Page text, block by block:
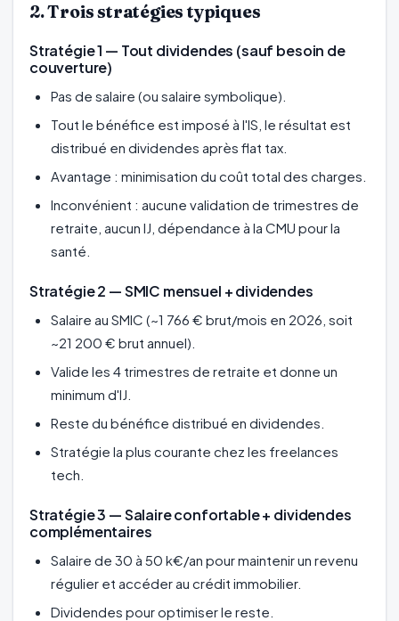
2. Trois stratégies typiques
Stratégie 1 — Tout dividendes (sauf besoin de
couverture)
Pas de salaire (ou salaire symbolique).
Tout le bénéfice est imposé à l'IS, le résultat est
distribué en dividendes après flat tax.
Avantage : minimisation du coût total des charges.
Inconvénient : aucune validation de trimestres de
retraite, aucun IJ, dépendance à la CMU pour la
santé.
Stratégie 2 — SMIC mensuel + dividendes
Salaire au SMIC (~1 766 € brut/mois en 2026, soit
~21 200 € brut annuel).
Valide les 4 trimestres de retraite et donne un
minimum d'IJ.
Reste du bénéfice distribué en dividendes.
Stratégie la plus courante chez les freelances
tech.
Stratégie 3 — Salaire confortable + dividendes
complémentaires
Salaire de 30 à 50 k€/an pour maintenir un revenu
régulier et accéder au crédit immobilier.
Dividendes pour optimiser le reste.